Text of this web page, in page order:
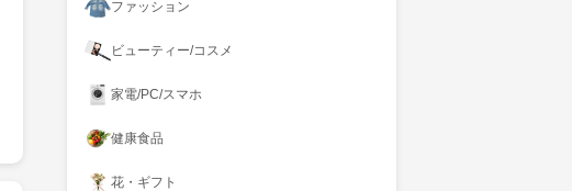
ファッション
ビューティー/コスメ
家電/PC/スマホ
健康食品
花・ギフト